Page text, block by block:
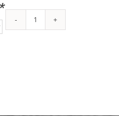
*
180+30